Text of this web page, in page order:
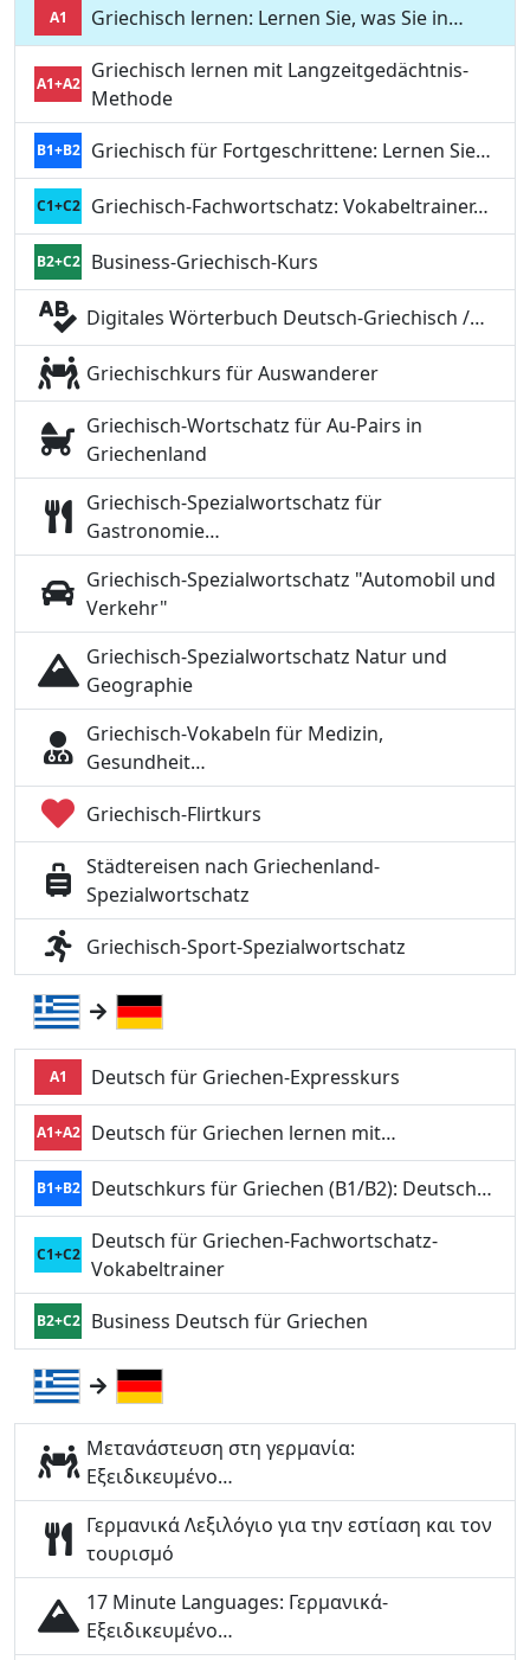
A1 Griechisch lernen: Lernen Sie, was Sie in…
A1+A2
Griechisch lernen mit Langzeitgedächtnis-
Methode
B1+B2 Griechisch für Fortgeschrittene: Lernen Sie…
C1+C2 Griechisch-Fachwortschatz: Vokabeltrainer…
B2+C2 Business-Griechisch-Kurs
Digitales Wörterbuch Deutsch-Griechisch /…
Griechischkurs für Auswanderer
Griechisch-Wortschatz für Au-Pairs in
Griechenland
Griechisch-Spezialwortschatz für
Gastronomie…
Griechisch-Spezialwortschatz "Automobil und
Verkehr"
Griechisch-Spezialwortschatz Natur und
Geographie
Griechisch-Vokabeln für Medizin,
Gesundheit…
Griechisch-Flirtkurs
Städtereisen nach Griechenland-
Spezialwortschatz
Griechisch-Sport-Spezialwortschatz
A1 Deutsch für Griechen-Expresskurs
A1+A2 Deutsch für Griechen lernen mit…
B1+B2 Deutschkurs für Griechen (B1/B2): Deutsch…
C1+C2
Deutsch für Griechen-Fachwortschatz-
Vokabeltrainer
B2+C2 Business Deutsch für Griechen
Μετανάστευση στη γερμανία:
Εξειδικευμένο…
Γερμανικά Λεξιλόγιο για την εστίαση και τον
τουρισμό
17 Minute Languages: Γερμανικά-
Εξειδικευμένο…